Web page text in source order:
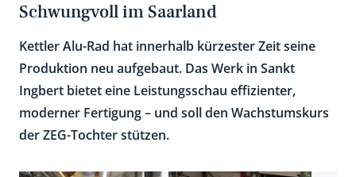
Schwungvoll im Saarland
Kettler Alu-Rad hat innerhalb kürzester Zeit seine
Produktion neu aufgebaut. Das Werk in Sankt
Ingbert bietet eine Leistungsschau effizienter,
moderner Fertigung – und soll den Wachstumskurs
der ZEG-Tochter stützen.